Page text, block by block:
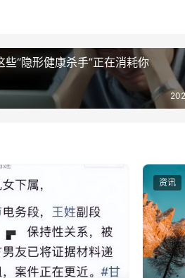
“隐形健康杀手”正在消耗你
资讯